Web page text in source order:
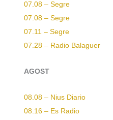
07.08 – Segre
07.08 – Segre
07.11 – Segre
07.28 – Radio Balaguer
AGOST
08.08 – Nius Diario
08.16 – Es Radio